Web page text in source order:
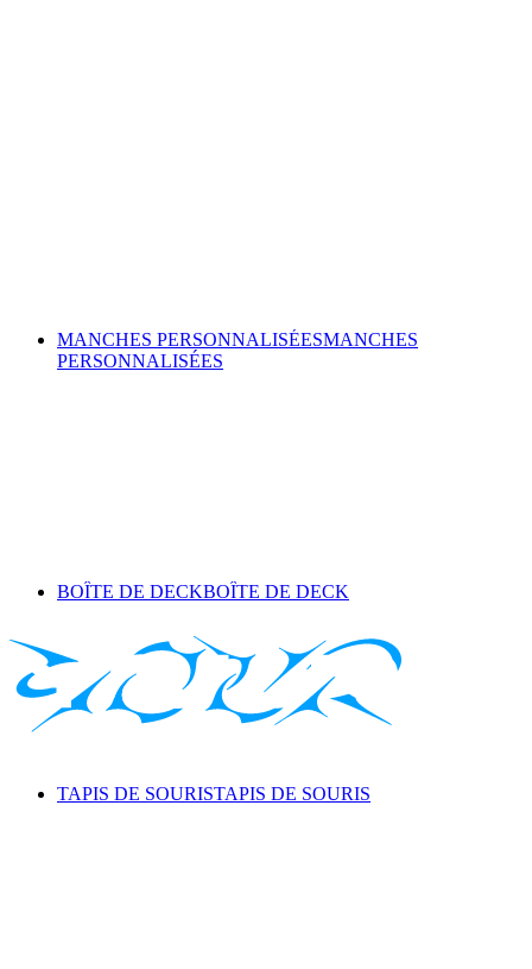
MANCHES PERSONNALISÉESMANCHES
PERSONNALISÉES
BOÎTE DE DECKBOÎTE DE DECK
TAPIS DE SOURISTAPIS DE SOURIS